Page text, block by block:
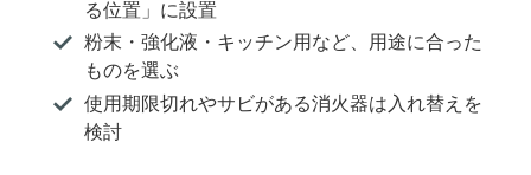
る位置」に設置
粉末・強化液・キッチン用など、用途に合った
ものを選ぶ
使用期限切れやサビがある消火器は入れ替えを
検討